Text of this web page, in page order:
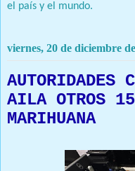
el país y el mundo.
viernes, 20 de diciembre
AUTORIDADES
AILA OTROS
MARIHUANA